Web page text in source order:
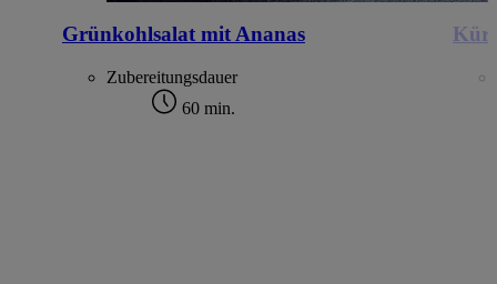
Grünkohlsalat mit Ananas
Zubereitungsdauer
60 min.